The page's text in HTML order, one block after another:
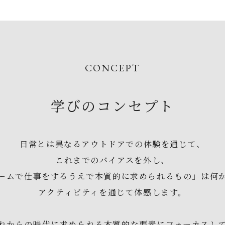
CONCEPT
学びのコンセプト
日常とは異なるアウトドアでの体験を通じて、
これまでのバイアスを外し、
ムで仕事をするうえで本質的に求められるもの」は何か
アクティビティを通じて体感します。​